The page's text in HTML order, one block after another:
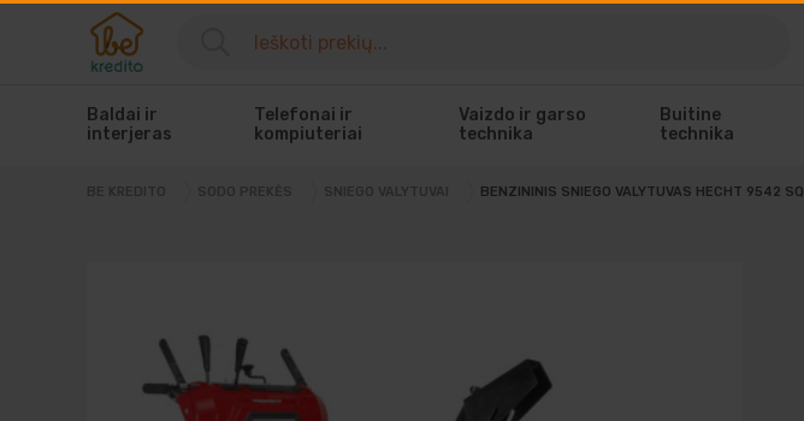
Baldai ir
interjeras
Telefonai ir
kompiuteriai
Vaizdo ir garso
technika
Buitine
technika
BENZININIS SNIEGO VALYTUVAS HECHT 9542 SQ